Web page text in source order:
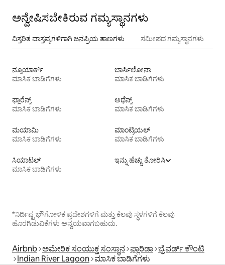
ಅನ್ವೇಷಿಸಬೇಕಿರುವ ಗಮ್ಯಸ್ಥಾನಗಳು
ವಿಸ್ತರಿತ ವಾಸ್ತವ್ಯಗಳಿಗಾಗಿ ಜನಪ್ರಿಯ ತಾಣಗಳು ಸಮೀಪದ ಗಮ್ಯಸ್ಥಾನಗಳು
ನ್ಯೂಯಾರ್ಕ್
ಮಾಸಿಕ ಬಾಡಿಗೆಗಳು
ಬಾರ್ಸಿಲೋನಾ
ಮಾಸಿಕ ಬಾಡಿಗೆಗಳು
ಫ್ಲಾರೆನ್ಸ್
ಮಾಸಿಕ ಬಾಡಿಗೆಗಳು
ಅಥೆನ್ಸ್
ಮಾಸಿಕ ಬಾಡಿಗೆಗಳು
ಮಯಾಮಿ
ಮಾಸಿಕ ಬಾಡಿಗೆಗಳು
ಮಾಂಟ್ರಿಯಲ್
ಮಾಸಿಕ ಬಾಡಿಗೆಗಳು
ಸಿಯಾಟಲ್
ಮಾಸಿಕ ಬಾಡಿಗೆಗಳು
ಇನ್ನು ಹೆಚ್ಚು ತೋರಿಸಿ
*ನಿರ್ದಿಷ್ಟ ಭೌಗೋಳಿಕ ಪ್ರದೇಶಗಳಿಗೆ ಮತ್ತು ಕೆಲವು ಸ್ಥಳಗಳಿಗೆ ಕೆಲವು
ಹೊರಗಿಡುವಿಕೆಗಳು ಅನ್ವಯವಾಗಬಹುದು.
Airbnb ಅಮೇರಿಕ ಸಂಯುಕ್ತ ಸಂಸ್ಥಾನ ಫ್ಲಾರಿಡಾ ಬ್ರೆವರ್ಡ್ ಕೌಂಟಿ
Indian River Lagoon ಮಾಸಿಕ ಬಾಡಿಗೆಗಳು